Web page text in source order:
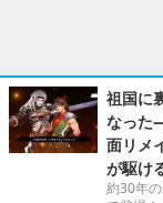
祖国に
なった
面リメ
が駆け
約30年